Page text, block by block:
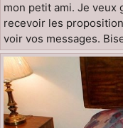
mon petit ami. Je veux
recevoir les
voir vos messages.